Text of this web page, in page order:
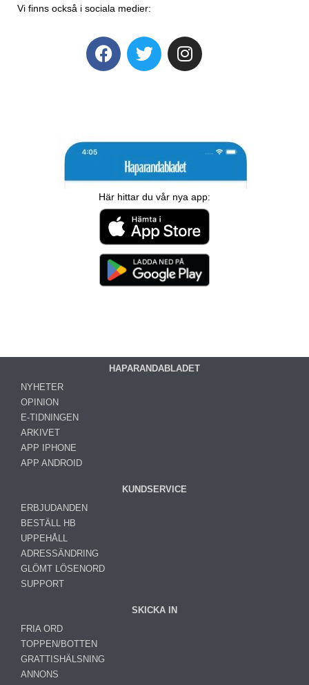
Vi finns också i sociala medier:
Här hittar du vår nya app:
HAPARANDABLADET
NYHETER
OPINION
E-TIDNINGEN
ARKIVET
APP IPHONE
APP ANDROID
KUNDSERVICE
ERBJUDANDEN
BESTÄLL HB
UPPEHÅLL
ADRESSÄNDRING
GLÖMT LÖSENORD
SUPPORT
SKICKA IN
FRIA ORD
TOPPEN/BOTTEN
GRATTISHÄLSNING
ANNONS